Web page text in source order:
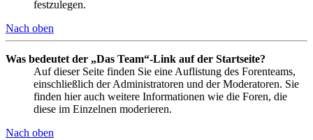
festzulegen.
Nach oben
Was bedeutet der „Das Team“-Link auf der Startseite?
Auf dieser Seite finden Sie eine Auflistung des Forenteams,
einschließlich der Administratoren und der Moderatoren. Sie
finden hier auch weitere Informationen wie die Foren, die
diese im Einzelnen moderieren.
Nach oben